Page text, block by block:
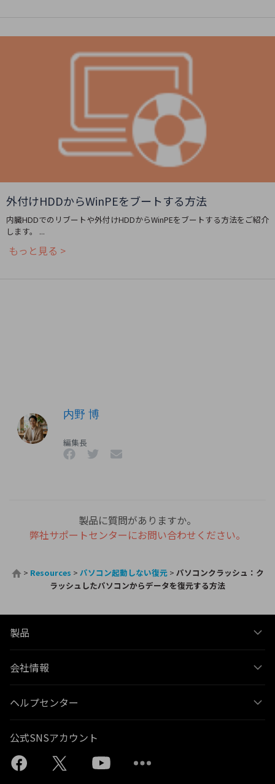
外付けHDDからWinPEをブートする方法
内臓HDDでのリブートや外付けHDDからWinPEをブートする方法をご紹介
します。 ...
もっと見る >
内野 博
編集長
製品に質問がありますか。
弊社サポートセンターにお問い合わせください。
> Resources > パソコン起動しない復元> パソコンクラッシュ：ク
ラッシュしたパソコンからデータを復元する方法
製品
会社情報
ヘルプセンター
公式SNSアカウント